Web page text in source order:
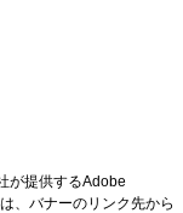
が提供するAdobe
、バナーのリンク先から